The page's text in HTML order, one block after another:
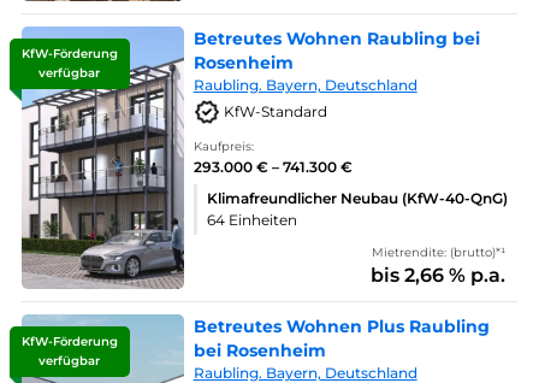
KfW-Förderung
verfügbar
Betreutes Wohnen Raubling bei
Rosenheim
Raubling. Bayern, Deutschland
KfW-Standard
Kaufpreis:
293.000 € – 741.300 €
Klimafreundlicher Neubau (KfW-40-QnG)
64 Einheiten
Mietrendite: (brutto)*¹
bis 2,66 % p.a.
KfW-Förderung
verfügbar
Betreutes Wohnen Plus Raubling
bei Rosenheim
Raubling. Bayern, Deutschland